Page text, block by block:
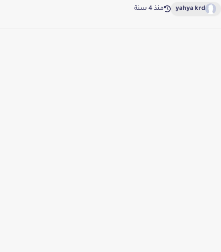
yahya krd منذ 4 سنة